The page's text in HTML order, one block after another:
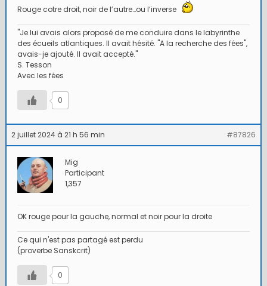
Rouge cotre droit, noir de l’autre…ou l’inverse
"Je lui avais alors proposé de me conduire dans le labyrinthe
des écueils atlantiques. Il avait hésité. "A la recherche des fées",
avais-je ajouté. Il avait accepté."
S. Tesson
Avec les fées
0
2 juillet 2024 à 21 h 56 min #87826
Mig
Participant
1,357
OK rouge pour la gauche, normal et noir pour la droite
Ce qui n'est pas partagé est perdu
(proverbe Sanskcrit)
0